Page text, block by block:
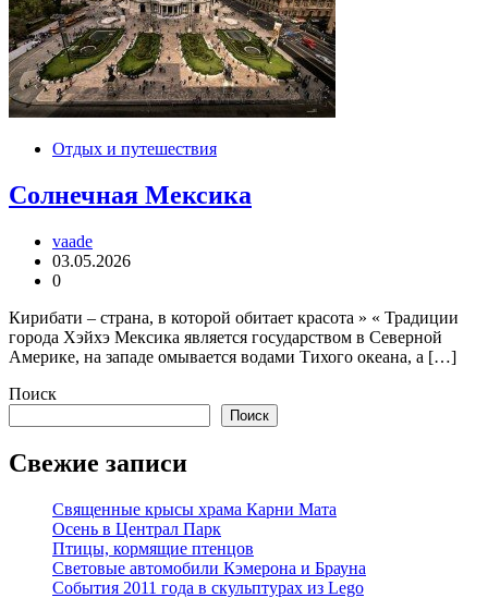
Отдых и путешествия
Солнечная Мексика
vaade
03.05.2026
0
Кирибати – страна, в которой обитает красота » « Традиции
города Хэйхэ Мексика является государством в Северной
Америке, на западе омывается водами Тихого океана, а […]
Поиск
Поиск
Свежие записи
Священные крысы храма Карни Мата
Осень в Централ Парк
Птицы, кормящие птенцов
Световые автомобили Кэмерона и Брауна
События 2011 года в скульптурах из Lego